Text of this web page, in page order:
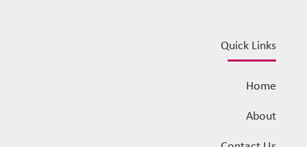
Quick Links
Home
About